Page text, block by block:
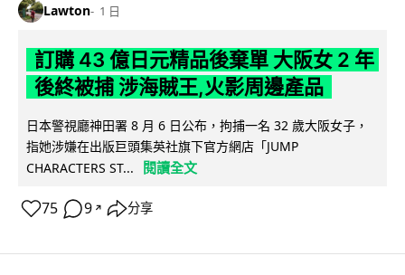
Lawton 1 日
訂購 43 億日元精品後棄單 大阪女 2 年
後終被捕 涉海賊王,火影周邊產品
日本警視廳神田署 8 月 6 日公布，拘捕一名 32 歲大阪女子，
指她涉嫌在出版巨頭集英社旗下官方網店「JUMP
CHARACTERS ST...
閱讀全文
75 9 ↗ 分享